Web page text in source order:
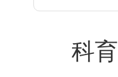
科